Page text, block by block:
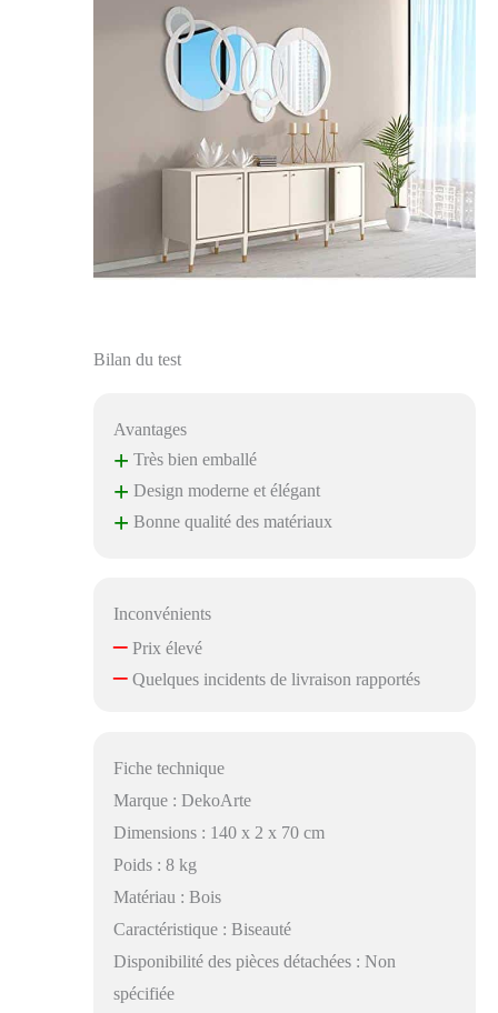
Bilan du test
Avantages
+ Très bien emballé
+ Design moderne et élégant
+ Bonne qualité des matériaux
Inconvénients
–Prix élevé
–Quelques incidents de livraison rapportés
Fiche technique
Marque : DekoArte
Dimensions : 140 x 2 x 70 cm
Poids : 8 kg
Matériau : Bois
Caractéristique : Biseauté
Disponibilité des pièces détachées : Non
spécifiée